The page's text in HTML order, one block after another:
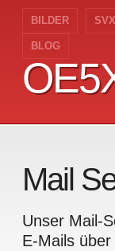
BILDER
BLOG
Mail
Unser Mail-
E-Mails